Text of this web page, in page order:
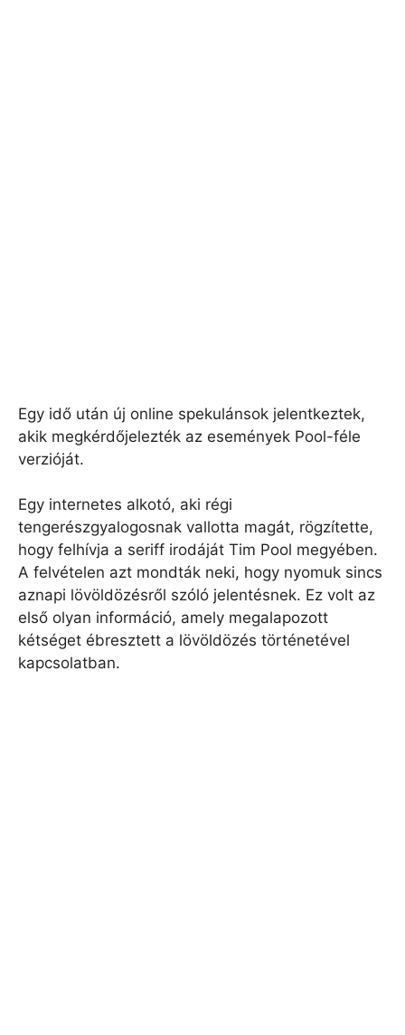
Egy idő után új online spekulánsok jelentkeztek,
akik megkérdőjelezték az események Pool-féle
verzióját.
Egy internetes alkotó, aki régi
tengerészgyalogosnak vallotta magát, rögzítette,
hogy felhívja a seriff irodáját Tim Pool megyében.
A felvételen azt mondták neki, hogy nyomuk sincs
aznapi lövöldözésről szóló jelentésnek. Ez volt az
első olyan információ, amely megalapozott
kétséget ébresztett a lövöldözés történetével
kapcsolatban.